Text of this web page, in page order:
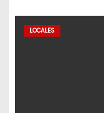
LOCALES